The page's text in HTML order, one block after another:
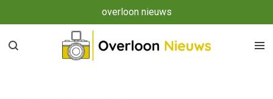
direct
naar
overloon nieuws